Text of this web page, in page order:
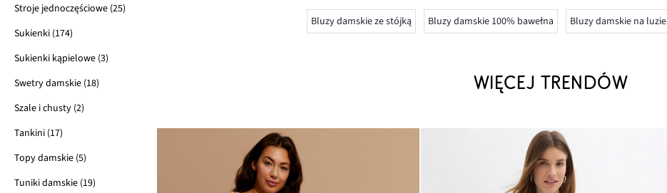
Stroje jednoczęściowe (25)
Sukienki (174)
Sukienki kąpielowe (3)
Swetry damskie (18)
Szale i chusty (2)
Tankini (17)
Topy damskie (5)
Tuniki damskie (19)
Bluzy damskie ze stójką Bluzy damskie 100% bawełna Bluzy damskie na luzie
WIĘCEJ TRENDÓW